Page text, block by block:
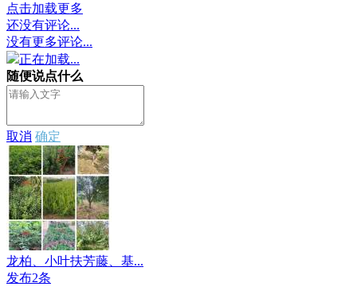
点击加载更多
还没有评论...
没有更多评论...
正在加载...
随便说点什么
取消 确定
龙柏、小叶扶芳藤、基...
发布2条